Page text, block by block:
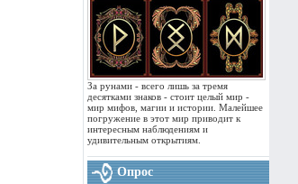
За рунами - всего лишь за тремя
десятками знаков - стоит целый мир -
мир мифов, магии и истории. Малейшее
погружение в этот мир приводит к
интересным наблюдениям и
удивительным открытиям.
Опрос